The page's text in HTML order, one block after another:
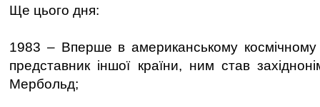
Ще цього дня:
1983 – Вперше в американському космічному
представник іншої країни, ним став
Мербольд;